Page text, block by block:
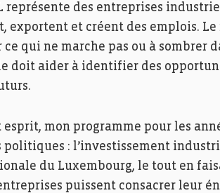
représente des entreprises
exportent et créent des emplois.
ce qui ne marche pas ou à sombrer
doit aider à identifier des
esprit, mon programme pour les
: l’investissement
du Luxembourg, le tout en
puissent consacrer leur